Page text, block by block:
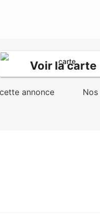
Voir la carte
annonce